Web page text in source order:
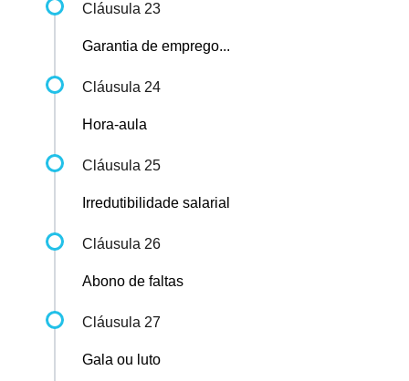
Cláusula 23
Garantia de emprego...
Cláusula 24
Hora-aula
Cláusula 25
Irredutibilidade salarial
Cláusula 26
Abono de faltas
Cláusula 27
Gala ou luto